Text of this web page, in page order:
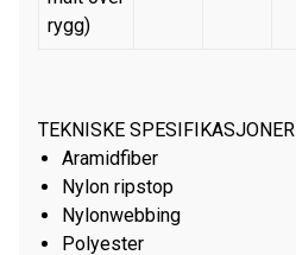
rygg)
TEKNISKE SPESIFIKASJONER
Aramidfiber
Nylon ripstop
Nylonwebbing
Polyester